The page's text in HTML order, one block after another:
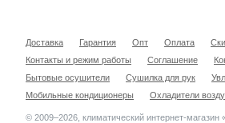
Доставка Гарантия Опт Оплата
Контакты и режим работы
Соглашение
Бытовые осушители
Сушилка для рук
Мобильные кондиционеры
Охладители
© 2009–2026, климатический интернет-